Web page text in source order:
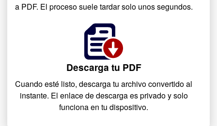
a PDF. El proceso suele tardar solo unos segundos.
Descarga tu PDF
Cuando esté listo, descarga tu archivo convertido al
instante. El enlace de descarga es privado y solo
funciona en tu dispositivo.